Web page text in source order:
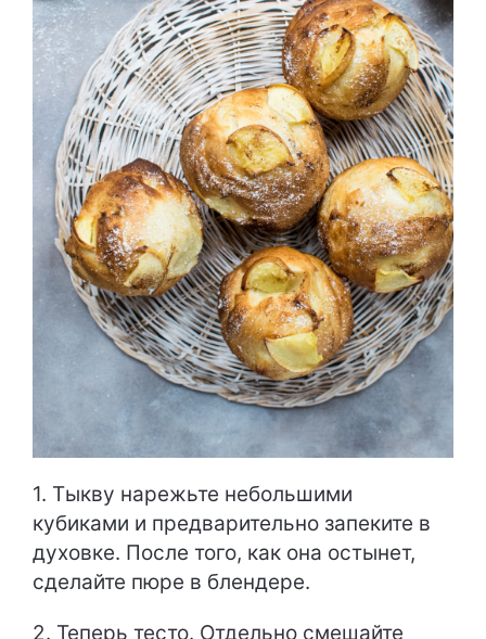
1. Тыкву нарежьте небольшими
кубиками и предварительно запеките в
духовке. После того, как она остынет,
сделайте пюре в блендере.
2. Теперь тесто. Отдельно смешайте